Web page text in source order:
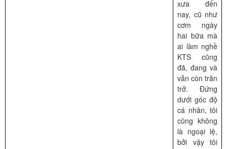
xưa đến
nay, cũ như
cơm ngày
hai bữa mà
ai làm nghề
KTS cũng
đã, đang và
vẫn còn trăn
trở. Đứng
dưới góc độ
cá nhân, tôi
cũng không
là ngoại lệ,
bởi vậy tôi